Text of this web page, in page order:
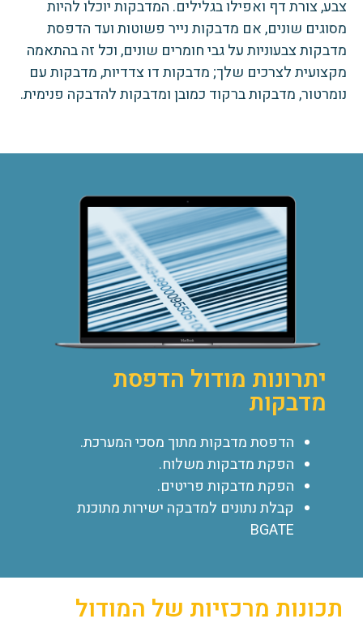
צבע, צורת דף ואפילו בגלילים. המדבקות יוכלו להיות
מסוגים שונים, אם מדבקות נייר פשוטות ועד הדפסת
מדבקות צבעוניות על גבי חומרים שונים, וכל זה בהתאמה
מקצועית לצרכים שלך; מדבקות דו צדדיות, מדבקות עם
נומרטור, מדבקות ברקוד כמובן ומדבקות להדבקה פנימית.
יתרונות מודול הדפסת
מדבקות
הדפסת מדבקות מתוך מסכי המערכת.
הפקת מדבקות משלוח.
הפקת מדבקות פריטים.
קבלת נתונים למדבקה ישירות מתוכנת
BGATE
תכונות מרכזיות של המודול